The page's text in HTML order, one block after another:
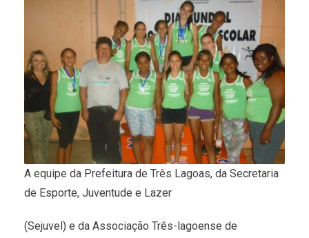
A equipe da Prefeitura de Três Lagoas, da Secretaria
de Esporte, Juventude e Lazer
(Sejuvel) e da Associação Três-lagoense de